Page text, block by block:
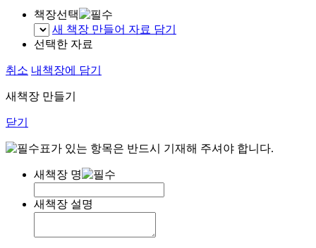
책장선택
새 책장 만들어 자료 담기
선택한 자료
취소 내책장에 담기
새책장 만들기
닫기
표가 있는 항목은 반드시 기재해 주셔야 합니다.
새책장 명
새책장 설명